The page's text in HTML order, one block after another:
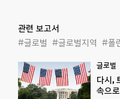
관련 보고서
#글로벌 #글로벌지역 #폴
글로벌
다시,
속으로